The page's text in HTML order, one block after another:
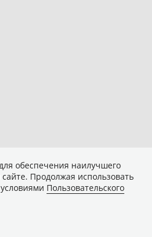
обеспечения наилучшего
Продолжая использовать
Пользовательского